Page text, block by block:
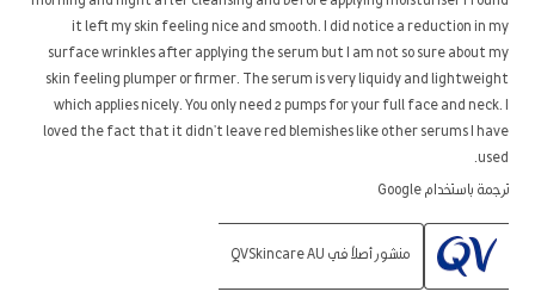
it left my skin feeling nice and smooth. I did notice a reduction in my
surface wrinkles after applying the serum but I am not so sure about my
skin feeling plumper or firmer. The serum is very liquidy and lightweight
which applies nicely. You only need 2 pumps for your full face and neck. I
loved the fact that it didn't leave red blemishes like other serums I have
used.
ترجمة باستخدام Google
منشور أصلاً في QVSkincare AU